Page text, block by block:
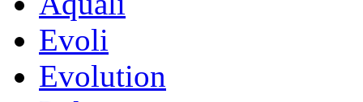
Evoli
Evolution